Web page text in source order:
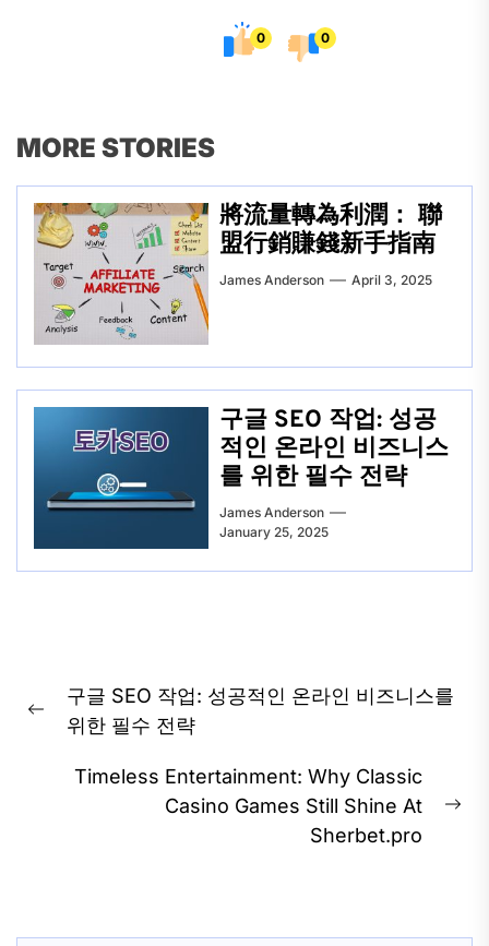
0 0
MORE STORIES
將流量轉為利潤： 聯
盟行銷賺錢新手指南
James Anderson April 3, 2025
구글 SEO 작업: 성공
적인 온라인 비즈니스
를 위한 필수 전략
James Anderson
January 25, 2025
navigation
Previous
구글 SEO 작업: 성공적인 온라인 비즈니스를
위한 필수 전략
Timeless Entertainment: Why Classic
Casino Games Still Shine At
Sherbet.pro